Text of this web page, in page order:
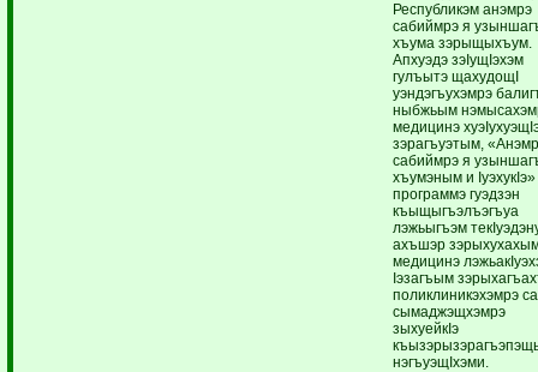
Республикэм анэмрэ
сабиймрэ я
хъума зэрыщыхъум.
Апхуэдэ зэIущIэхэм
гулъытэ щахудощI
уэндэгъухэмрэ
ныбжьым
медицинэ
зэрагъуэтым,
сабиймрэ я
хъумэным и IуэхукIэ»
программэ гуэдзэн
къыщыгъэлъэгъуа
лэжьыгъэм
ахъшэр
медицинэ
Iэзагъым
поликлиникэхэмрэ
сымаджэщхэмрэ
зыхуейкIэ
нэгъуэщIхэми.